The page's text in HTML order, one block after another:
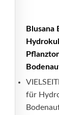
Blusana
für